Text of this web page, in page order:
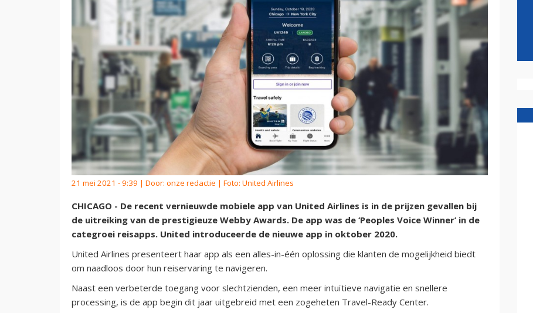
21 mei 2021 - 9:39 | Door: onze redactie | Foto: United Airlines
CHICAGO - De recent vernieuwde mobiele app van United Airlines is in de prijzen gevallen bij
de uitreiking van de prestigieuze Webby Awards. De app was de ‘Peoples Voice Winner’ in de
categroei reisapps. United introduceerde de nieuwe app in oktober 2020.
United Airlines presenteert haar app als een alles-in-één oplossing die klanten de mogelijkheid biedt
om naadloos door hun reiservaring te navigeren.
Naast een verbeterde toegang voor slechtzienden, een meer intuïtieve navigatie en snellere
processing, is de app begin dit jaar uitgebreid met een zogeheten Travel-Ready Center.